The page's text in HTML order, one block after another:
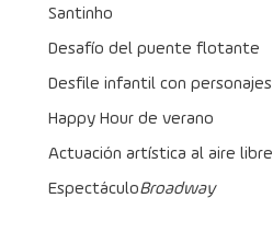
Santinho
Desafío del puente flotante
Desfile infantil con personajes
Happy Hour de verano
Actuación artística al aire libre
Espectáculo Broadway